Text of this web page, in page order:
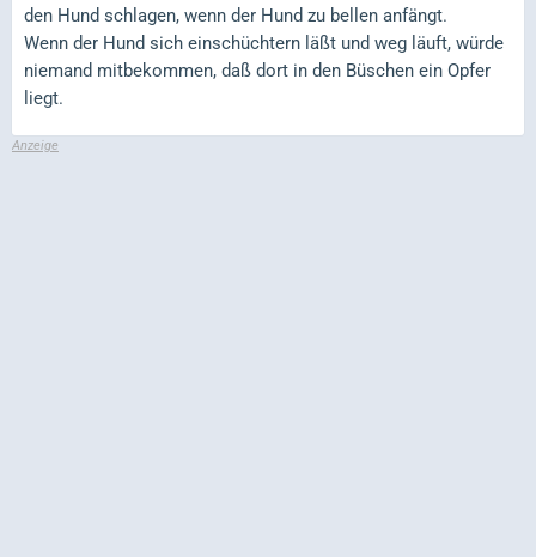
den Hund schlagen, wenn der Hund zu bellen anfängt.
Wenn der Hund sich einschüchtern läßt und weg läuft, würde
niemand mitbekommen, daß dort in den Büschen ein Opfer
liegt.